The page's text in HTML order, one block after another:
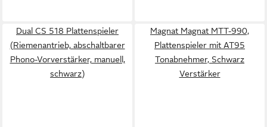
Dual CS 518 Plattenspieler
(Riemenantrieb, abschaltbarer
Phono-Vorverstärker, manuell,
schwarz)
Magnat Magnat MTT-990,
Plattenspieler mit AT95
Tonabnehmer, Schwarz
Verstärker